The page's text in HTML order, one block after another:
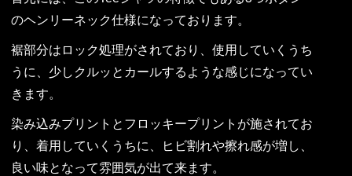
のヘンリーネック仕様になっております。
裾部分はロック処理がされており、使用していくうち
うに、少しクルッとカールするような感じになってい
きます。
染み込みプリントとフロッキープリントが施されてお
り、着用していくうちに、ヒビ割れや擦れ感が増し、
良い味となって雰囲気が出て来ます。